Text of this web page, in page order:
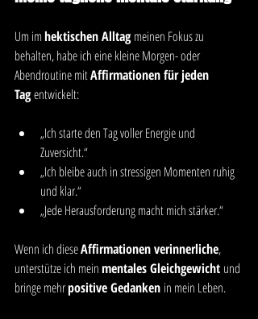
Um im hektischen Alltag meinen Fokus zu
behalten, habe ich eine kleine Morgen- oder
Abendroutine mit Affirmationen für jeden
Tag entwickelt:
„Ich starte den Tag voller Energie und
Zuversicht.“
„Ich bleibe auch in stressigen Momenten ruhig
und klar.“
„Jede Herausforderung macht mich stärker.“
Wenn ich diese Affirmationen verinnerliche,
unterstütze ich mein mentales Gleichgewicht und
bringe mehr positive Gedanken in mein Leben.